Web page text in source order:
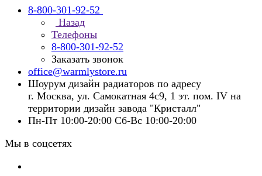
8-800-301-92-52
Назад
Телефоны
8-800-301-92-52
Заказать звонок
office@warmlystore.ru
Шоурум дизайн радиаторов по адресу
г. Москва, ул. Самокатная 4с9, 1 эт. пом. IV на
территории дизайн завода "Кристалл"
Пн-Пт 10:00-20:00 Сб-Вс 10:00-20:00
Мы в соцсетях